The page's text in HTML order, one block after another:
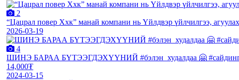
2
“Цацрал повер Ххк” манай компани нь Үйлдвэр үйлчилгээ,
2026-03-19
4
ШИНЭ БАРАА БҮТЭЭГДЭХҮҮНИЙ #бэлэн_худалдаа 🤗 #сайдинг ,
14,000₮
2024-03-15